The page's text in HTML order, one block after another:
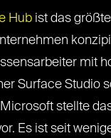
Hub ist das
mit
Surface Studio
stellte
Es ist seit